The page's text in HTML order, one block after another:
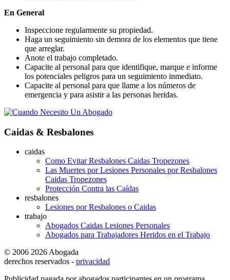
En General
Inspeccione regularmente su propiedad.
Haga un seguimiento sin demora de los elementos que tiene
que arreglar.
Anote el trabajo completado.
Capacite al personal para que identifique, marque e informe
los potenciales peligros para un seguimiento inmediato.
Capacite al personal para que llame a los números de
emergencia y para asistir a las personas heridas.
Caidas & Resbalones
caidas
Como Evitar Resbalones Caidas Tropezones
Las Muertes por Lesiones Personales por Resbalones
Caidas Tropezones
Protección Contra las Caídas
resbalones
Lesiones por Resbalones o Caidas
trabajo
Abogados Caidas Lesiones Personales
Abogados para Trabajadores Heridos en el Trabajo
© 2006 2026 Abogada
derechos reservados - privacidad